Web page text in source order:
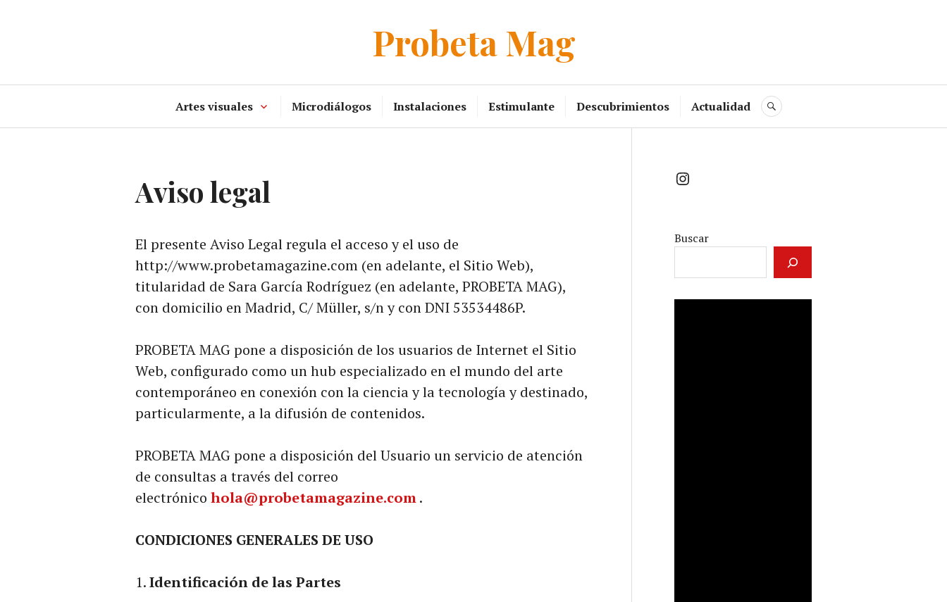
Probeta Mag
Artes visuales Microdiálogos Instalaciones Estimulante Descubrimientos Actualidad BUSCAR
Aviso legal
El presente Aviso Legal regula el acceso y el uso de
http://www.probetamagazine.com (en adelante, el Sitio Web),
titularidad de Sara García Rodríguez (en adelante, PROBETA MAG),
con domicilio en Madrid, C/ Müller, s/n y con DNI 53534486P.
PROBETA MAG pone a disposición de los usuarios de Internet el Sitio
Web, configurado como un hub especializado en el mundo del arte
contemporáneo en conexión con la ciencia y la tecnología y destinado,
particularmente, a la difusión de contenidos.
PROBETA MAG pone a disposición del Usuario un servicio de atención
de consultas a través del correo
electrónico hola@probetamagazine.com.
CONDICIONES GENERALES DE USO
Identificación de las Partes
Instagram
Buscar